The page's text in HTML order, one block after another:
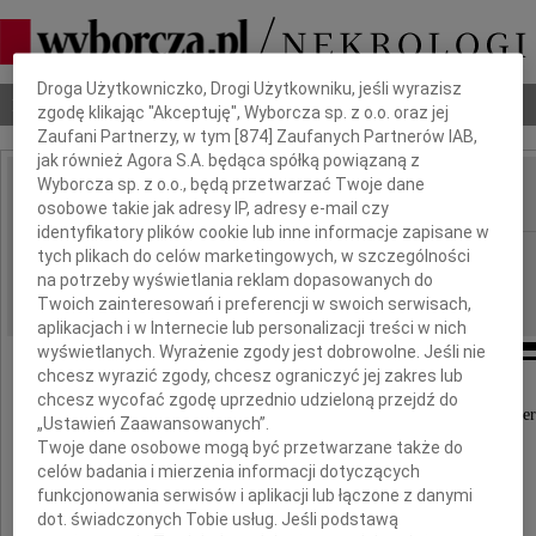
Nekrologi Odeszli Poradnik pogrzebowy
IMIĘ I NAZWISKO:
REGION: Rzeszów
DATA EMISJI: 27.06.2016
Z głębokim żalem przyjęliśmy wiadomość o
Urszuli Kosiek
Dbamy o Twoją prywatność
Droga Użytkowniczko, Drogi Użytkowniku, jeśli wyrazisz
zgodę klikając "Akceptuję", Wyborcza sp. z o.o. oraz jej
Zaufani Partnerzy, w tym [874 ] Zaufanych Partnerów IAB,
jak również Agora S.A. będąca spółką powiązaną z
Wyborcza sp. z o.o., będą przetwarzać Twoje dane
osobowe takie jak adresy IP, adresy e-mail czy
identyfikatory plików cookie lub inne informacje zapisane w
tych plikach do celów marketingowych, w szczególności
na potrzeby wyświetlania reklam dopasowanych do
Twoich zainteresowań i preferencji w swoich serwisach,
aplikacjach i w Internecie lub personalizacji treści w nich
wyświetlanych. Wyrażenie zgody jest dobrowolne. Jeśli nie
chcesz wyrazić zgody, chcesz ograniczyć jej zakres lub
chcesz wycofać zgodę uprzednio udzieloną przejdź do
„Ustawień Zaawansowanych”.
Twoje dane osobowe mogą być przetwarzane także do
celów badania i mierzenia informacji dotyczących
funkcjonowania serwisów i aplikacji lub łączone z danymi
dot. świadczonych Tobie usług. Jeśli podstawą